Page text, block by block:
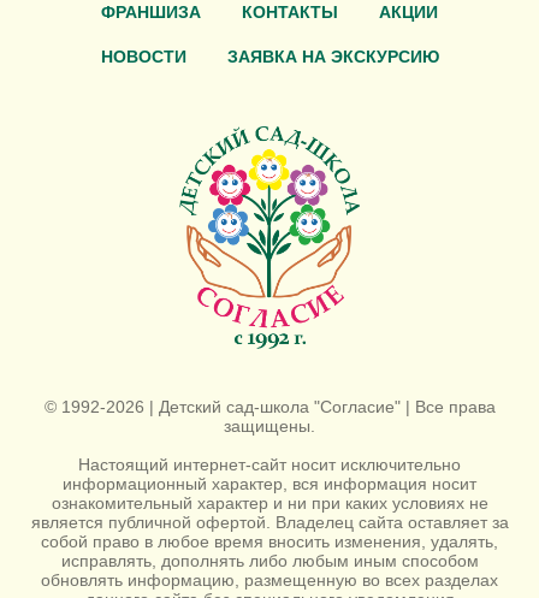
ФРАНШИЗА КОНТАКТЫ АКЦИИ
НОВОСТИ ЗАЯВКА НА ЭКСКУРСИЮ
© 1992-2026 | Детский сад-школа "Согласие" | Все права
защищены.
Настоящий интернет-сайт носит исключительно
информационный характер, вся информация носит
ознакомительный характер и ни при каких условиях не
является публичной офертой. Владелец сайта оставляет за
собой право в любое время вносить изменения, удалять,
исправлять, дополнять либо любым иным способом
обновлять информацию, размещенную во всех разделах